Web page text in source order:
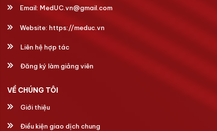
Email: MedUC.vn@gmail.com
Website: https://meduc.vn
Liên hệ hợp tác
Đăng ký làm giảng viên
VỀ CHÚNG TÔI
Giới thiệu
Điều kiện giao dịch chung